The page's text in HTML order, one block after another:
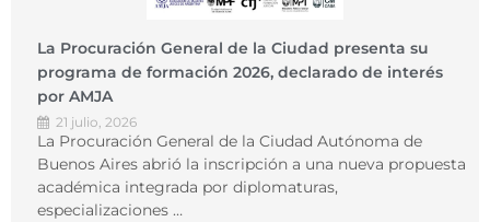
La Procuración General de la Ciudad presenta su
programa de formación 2026, declarado de interés
por AMJA
21 julio, 2026
La Procuración General de la Ciudad Autónoma de
Buenos Aires abrió la inscripción a una nueva propuesta
académica integrada por diplomaturas,
especializaciones …